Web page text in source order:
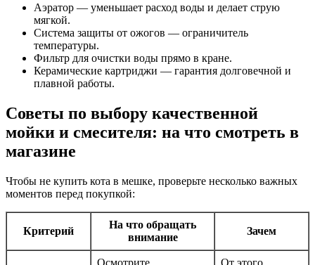
Аэратор — уменьшает расход воды и делает струю
мягкой.
Система защиты от ожогов — ограничитель
температуры.
Фильтр для очистки воды прямо в кране.
Керамические картриджи — гарантия долговечной и
плавной работы.
Советы по выбору качественной
мойки и смесителя: на что смотреть в
магазине
Чтобы не купить кота в мешке, проверьте несколько важных
моментов перед покупкой:
Критерий
На что обращать
внимание
Зачем
Осмотрите
От этого